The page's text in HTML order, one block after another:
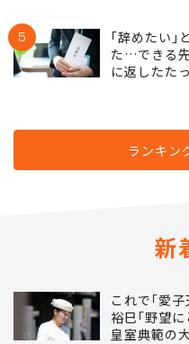
5
｢辞めたい｣
た…できる
に返したた
ランキン
新
これで｢愛
裕巳｢野望
皇室典範の